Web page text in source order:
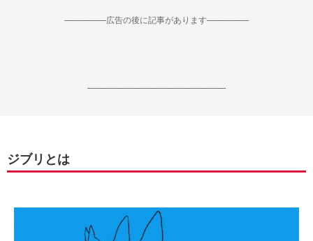
--------------------広告の後に記事があります--------------------
------------------------------------------------------------------
ジブリとは